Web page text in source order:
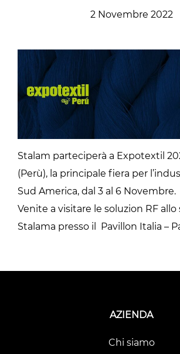
2 Novembre 2022
Stalam parteciperà a Expotextil
(Perù), la principale fiera per
Sud America, dal 3 al 6 Novembre.
Venite a visitare le soluzion RF allo
Stalama presso il Pavillon Italia –
AZIENDA
Chi siamo